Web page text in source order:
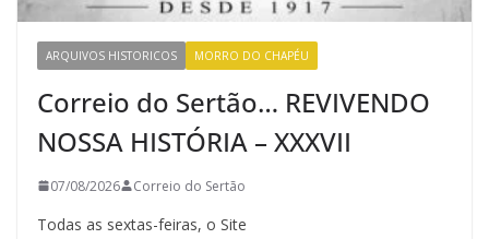
ARQUIVOS HISTORICOS MORRO DO CHAPÉU
Correio do Sertão… REVIVENDO
NOSSA HISTÓRIA – XXXVII
07/08/2026 Correio do Sertão
Todas as sextas-feiras, o Site